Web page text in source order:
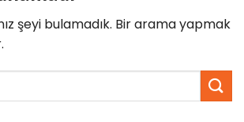
şeyi bulamadık. Bir arama yapmak